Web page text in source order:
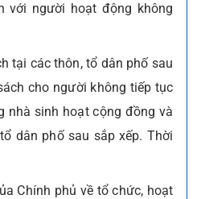
với người hoạt động không
tại các thôn, tổ dân phố sau
cho người không tiếp tục
nhà sinh hoạt cộng đồng và
dân phố sau sắp xếp. Thời
Chính phủ về tổ chức, hoạt